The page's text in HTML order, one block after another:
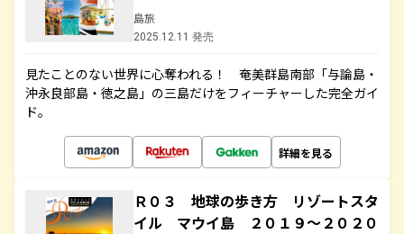
島旅
2025.12.11 発売
見たことのない世界に心奪われる！ 奄美群島南部「与論島・
沖永良部島・徳之島」の三島だけをフィーチャーした完全ガイ
ド。
詳細を見る
Ｒ０３ 地球の歩き方 リゾートスタ
イル マウイ島 ２０１９～２０２０